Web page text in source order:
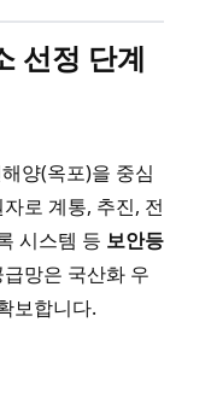
선정 단계
양(옥포)을 중심
로 계통, 추진, 전
시스템 등 보안등
망은 국산화 우
보합니다.